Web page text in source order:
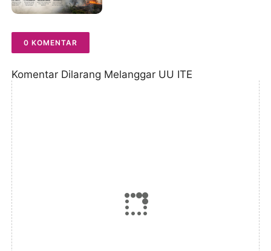
0 KOMENTAR
Komentar Dilarang Melanggar UU ITE